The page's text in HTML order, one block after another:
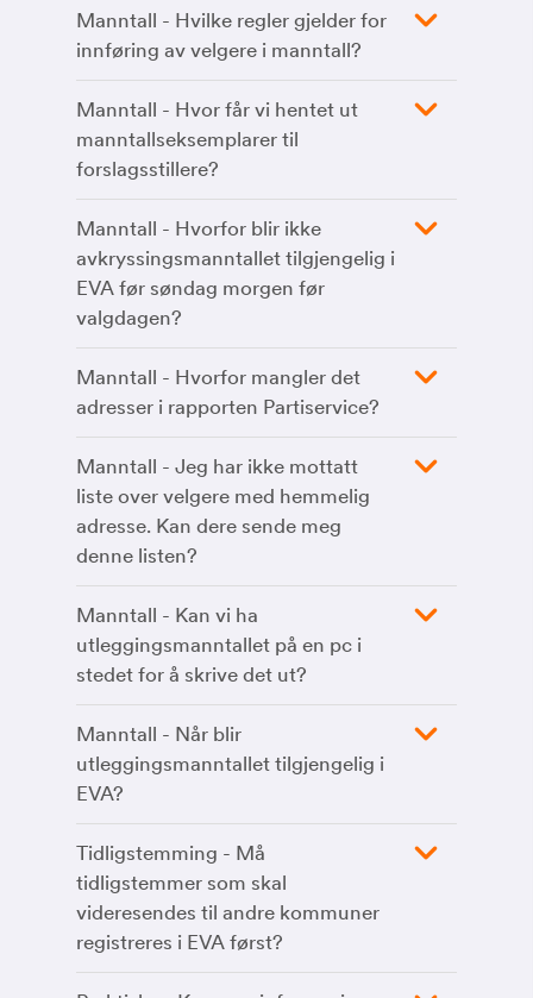
Manntall - Hvilke regler gjelder for
innføring av velgere i manntall?
Manntall - Hvor får vi hentet ut
manntallseksemplarer til
forslagsstillere?
Manntall - Hvorfor blir ikke
avkryssingsmanntallet tilgjengelig i
EVA før søndag morgen før
valgdagen?
Manntall - Hvorfor mangler det
adresser i rapporten Partiservice?
Manntall - Jeg har ikke mottatt
liste over velgere med hemmelig
adresse. Kan dere sende meg
denne listen?
Manntall - Kan vi ha
utleggingsmanntallet på en pc i
stedet for å skrive det ut?
Manntall - Når blir
utleggingsmanntallet tilgjengelig i
EVA?
Tidligstemming - Må
tidligstemmer som skal
videresendes til andre kommuner
registreres i EVA først?